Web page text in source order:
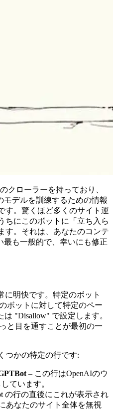
クローラーを持っており、
モデルを訓練するための情報
す。驚くほど多くのサイト運
ちにこのボットに「立ち入ら
す。それは、あなたのコンテ
最も一般的で、幸いにも修正
に明快です。特定のボット
ボットに対して特定のペー
"Disallow" で設定します。
と目を通すことが最初の一
つかの特定の行です:
– この行はOpenAIのウ
ています。
の行の直後にこれが表示され
あなたのサイト全体を無視